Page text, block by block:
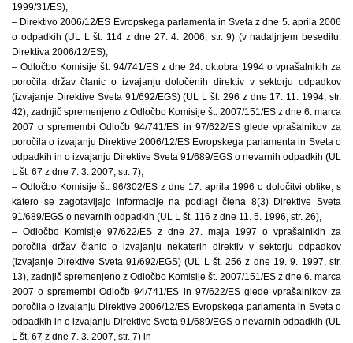
1999/31/ES),
– Direktivo 2006/12/ES Evropskega parlamenta in Sveta z dne 5. aprila 2006
o odpadkih (UL L št. 114 z dne 27. 4. 2006, str. 9) (v nadaljnjem besedilu:
Direktiva 2006/12/ES),
– Odločbo Komisije št. 94/741/ES z dne 24. oktobra 1994 o vprašalnikih za
poročila držav članic o izvajanju določenih direktiv v sektorju odpadkov
(izvajanje Direktive Sveta 91/692/EGS) (UL L št. 296 z dne 17. 11. 1994, str.
42), zadnjič spremenjeno z Odločbo Komisije št. 2007/151/ES z dne 6. marca
2007 o spremembi Odločb 94/741/ES in 97/622/ES glede vprašalnikov za
poročila o izvajanju Direktive 2006/12/ES Evropskega parlamenta in Sveta o
odpadkih in o izvajanju Direktive Sveta 91/689/EGS o nevarnih odpadkih (UL
L št. 67 z dne 7. 3. 2007, str. 7),
– Odločbo Komisije št. 96/302/ES z dne 17. aprila 1996 o določitvi oblike, s
katero se zagotavljajo informacije na podlagi člena 8(3) Direktive Sveta
91/689/EGS o nevarnih odpadkih (UL L št. 116 z dne 11. 5. 1996, str. 26),
– Odločbo Komisije 97/622/ES z dne 27. maja 1997 o vprašalnikih za
poročila držav članic o izvajanju nekaterih direktiv v sektorju odpadkov
(izvajanje Direktive Sveta 91/692/EGS) (UL L št. 256 z dne 19. 9. 1997, str.
13), zadnjič spremenjeno z Odločbo Komisije št. 2007/151/ES z dne 6. marca
2007 o spremembi Odločb 94/741/ES in 97/622/ES glede vprašalnikov za
poročila o izvajanju Direktive 2006/12/ES Evropskega parlamenta in Sveta o
odpadkih in o izvajanju Direktive Sveta 91/689/EGS o nevarnih odpadkih (UL
L št. 67 z dne 7. 3. 2007, str. 7) in